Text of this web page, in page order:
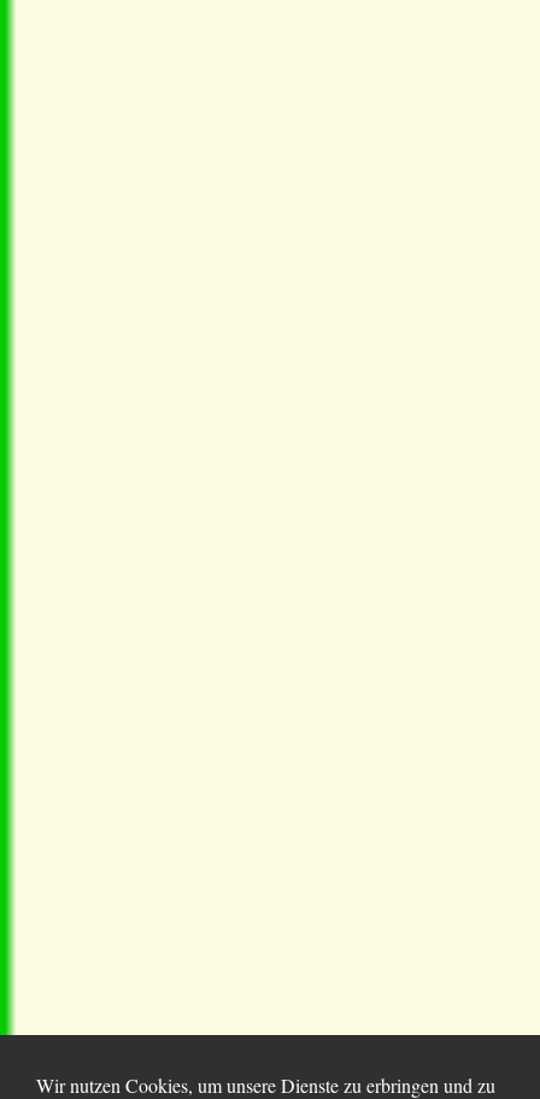
Wir nutzen Cookies, um unsere Dienste zu erbringen und zu